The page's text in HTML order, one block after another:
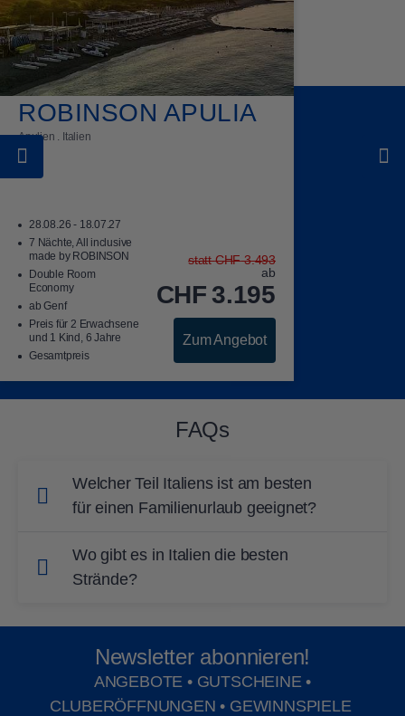
ROBINSON APULIA
Apulien . Italien
28.08.26 - 18.07.27
7 Nächte, All inclusive
made by ROBINSON
Double Room
Economy
ab Genf
Preis für 2 Erwachsene
und 1 Kind, 6 Jahre
Gesamtpreis
statt CHF 3.493
ab
CHF 3.195
Zum Angebot
FAQs
Welcher Teil Italiens ist am besten
für einen Familienurlaub geeignet?
Apulien ist mit seiner entspannten
Lebensweise und der atemberaubenden
Auswahl an Aktivitäten und
Unterhaltungsmöglichkeiten, die die ganze
Wo gibt es in Italien die besten
Strände?
und ist bei Italienern und Besuchern aus aller
Welt gleichermaßen beliebt. Die ganze Familie
Newsletter abonnieren!
ANGEBOTE • GUTSCHEINE •
CLUBERÖFFNUNGEN • GEWINNSPIELE